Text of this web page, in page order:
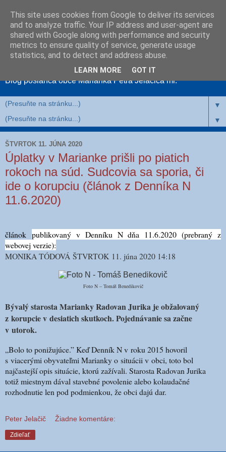
MariankaNahlas
Blog poslanca obce Marianka Petra Jelačiča ml.
▼
▼
ŠTVRTOK 11. JÚNA 2020
Úplatky v Marianke prišli po piatich
rokoch na súd. Sudcovia sa sporia, či
ide o korupciu (článok z Denníka N
11.6.2020)
článok publikovaný v Denníku N dňa 11.6.2020 (prebraný z
webovej verzie):
MONIKA TÓDOVÁ ŠTVRTOK 11. júna 2020 14:18
Foto N – Tomáš Benedikovič
Bývalý starosta Marianky Radovan Jurika je obžalovaný
z korupcie v desiatich skutkoch. Pojednávanie sa začne
v utorok.
„Bolo to ponižujúce.” Keď Denník N v roku 2015 hovoril
s viacerými obyvateľmi Marianky o situácii v obci, toto bol
najčastejší opis situácie, ktorú zažívali. Starosta Radovan Jurika
totiž miestnym dával stavebné povolenie alebo kolaudačné
rozhodnutie len pod podmienkou, že obci dajú dar.
Peter Jelačič Žiadne komentáre:
Zdieľať
This site uses cookies from Google to deliver its services
and to analyze traffic. Your IP address and user-agent are
shared with Google along with performance and security
metrics to ensure quality of service, generate usage
statistics, and to detect and address abuse.
LEARN MORE GOT IT